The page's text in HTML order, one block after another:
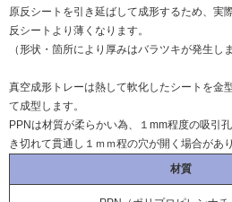
原反シートを引き延ばして成形するため、実
反シートより薄くなります。
（形状・箇所により厚みはバラツキが発生し
真空成形トレーは熱して軟化したシートを金
て成型します。
PPNは材質が柔らかい為、１mm程度の吸引
き切れて貫通し１ｍｍ程の穴が開く場合があり
材質